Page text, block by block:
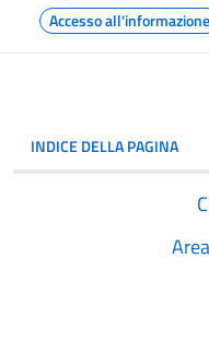
Accesso all'informazione
INDICE DELLA PAGINA